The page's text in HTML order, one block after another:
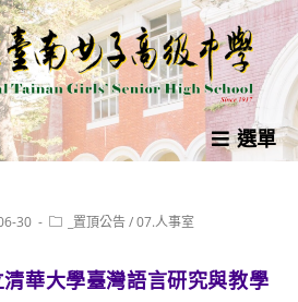
選單
30
Post _置頂公告/07.人事室
華大學臺灣語言研究與教學